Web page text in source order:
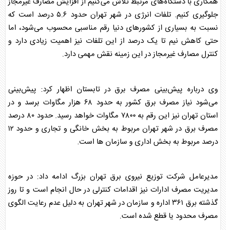
جلوگیری کنیم. تلفات انرژی در شهر تهران حدود ۵.۶ درصد است که
نسبت به بسیاری از کشورهای دنیا رقم مناسبی محسوب می‌شود، اما
حتی کاهش نیم تا یک درصد از این تلفات نیز اهمیت زیادی دارد و
کنترل مصارف غیرمجاز در این زمینه نقش مهمی دارد.
وی درباره پیش‌بینی مصرف برق در تابستان اظهار کرد: پیش‌بینی
می‌شود نیاز مصرف برق
کشور به حدود ۶۸ هزار مگاوات برسد و در
استان تهران نیز این رقم به ۷۸۰۰ مگاوات خواهد رسید. حدود ۸۰ درصد
مصرف برق
در شهر تهران مربوط به بخش خانگی و تجاری و حدود ۱۲
درصد مربوط به بخش اداری و سازمان ها است.
مدیرعامل شرکت توزیع نیروی برق تهران بزرگ ادامه داد: در حوزه
مدیریت مصرف ادارات نیز اقدامات کنترلی در حال انجام است و تا روز
گذشته برق
۳۶۱ اداره و سازمان در شهر تهران به دلیل عدم رعایت الگوی
مصرف محدود یا قطع شده است.